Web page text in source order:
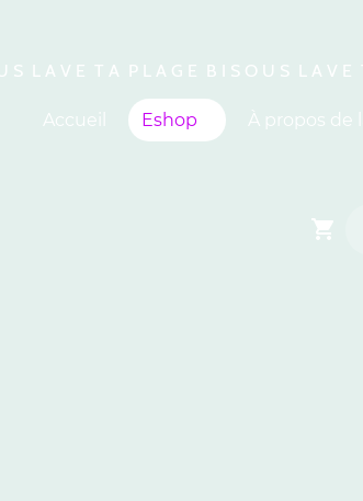
S L A V E T A P L A G E B I S O U S L A V E
Accueil Eshop